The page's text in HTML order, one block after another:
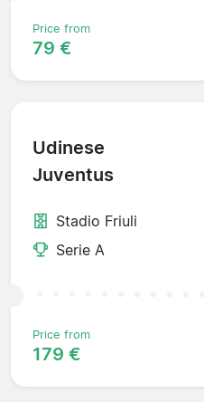
Price from
79 €
Udinese
Juventus
Stadio Friuli
Serie A
Price from
179 €